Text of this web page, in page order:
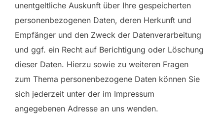
unentgeltliche Auskunft über Ihre gespeicherten
personenbezogenen Daten, deren Herkunft und
Empfänger und den Zweck der Datenverarbeitung
und ggf. ein Recht auf Berichtigung oder Löschung
dieser Daten. Hierzu sowie zu weiteren Fragen
zum Thema personenbezogene Daten können Sie
sich jederzeit unter der im Impressum
angegebenen Adresse an uns wenden.